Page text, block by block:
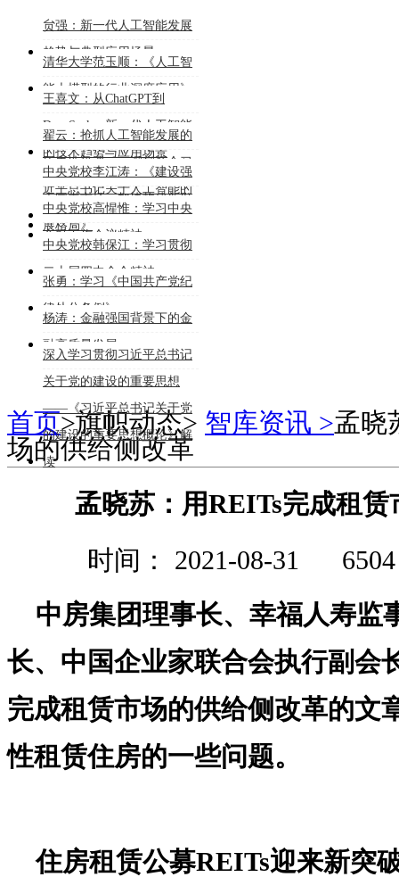
贠强：新一代人工智能发展
趋势与典型应用场景
清华大学范玉顺：《人工智
能大模型的行业深度应用》
王喜文：从ChatGPT到
DeepSeek：新一代人工智能
的技术趋势与应用场景
翟云：抢抓人工智能发展的
历史性机遇——深刻领会习
近平总书记关于人工智能的
重要论述
中央党校李江涛：《建设强
大国内市场，加快构建新发
展格局》
中央党校高惺惟：学习中央
金融工作会议精神
中央党校韩保江：学习贯彻
二十届四中全会精神
张勇：学习《中国共产党纪
律处分条例》
杨涛：金融强国背景下的金
融高质量发展
深入学习贯彻习近平总书记
关于党的建设的重要思想
——《习近平总书记关于党
的建设的重要思想概论》解
读
首页>旗帜动态> 智库资讯 >孟晓
场的供给侧改革
孟晓苏：用REITs完成租
时间： 2021-08-31
中房集团理事长、幸福人寿监
长、中国企业家联合会执行副会
完成租赁市场的供给侧改革的文
性租赁住房的一些问题。
住房租赁公募REITs迎来新突